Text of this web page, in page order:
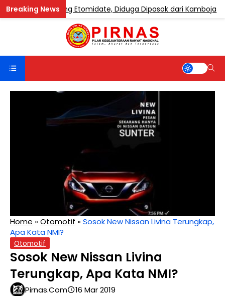
Mengandung Etomidate, Diduga Dipasok dari Kamboja
Home »Otomotif »Sosok New Nissan Livina Terungkap,
Apa Kata NMI?
Otomotif
Sosok New Nissan Livina
Terungkap, Apa Kata NMI?
Pirnas.com
16 Mar 2019